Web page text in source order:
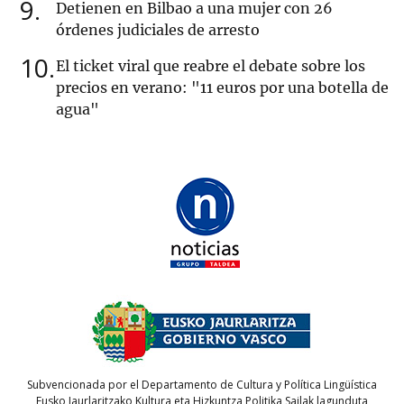
9
Detienen en Bilbao a una mujer con 26
órdenes judiciales de arresto
10 El ticket viral que reabre el debate sobre los
precios en verano: "11 euros por una botella de
agua"
Subvencionada por el Departamento de Cultura y Política Lingüística